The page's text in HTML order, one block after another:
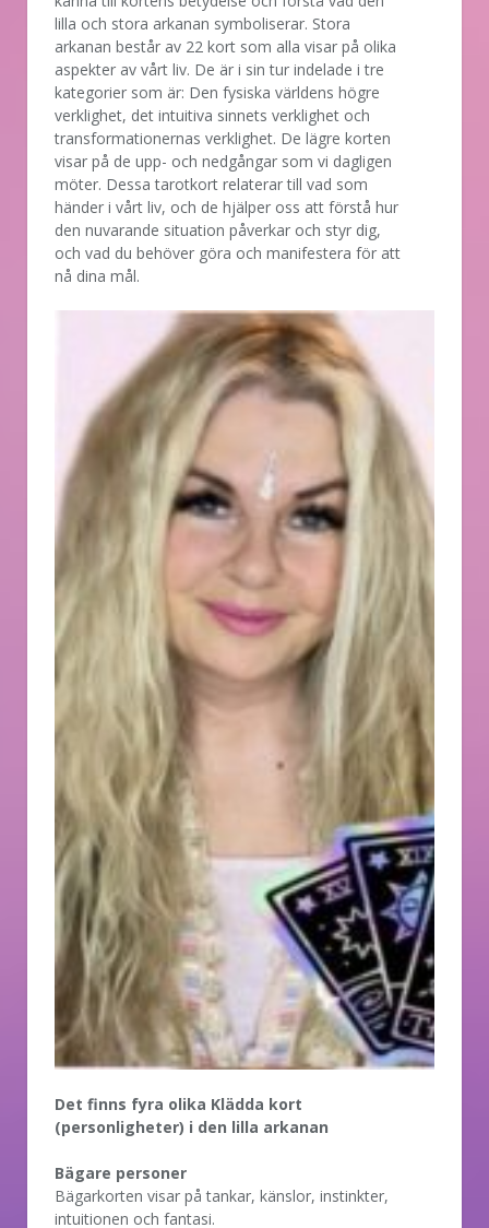
lilla och stora arkanan symboliserar. Stora
arkanan består av 22 kort som alla visar på olika
aspekter av vårt liv. De är i sin tur indelade i tre
kategorier som är: Den fysiska världens högre
verklighet, det intuitiva sinnets verklighet och
transformationernas verklighet. De lägre korten
visar på de upp- och nedgångar som vi dagligen
möter. Dessa tarotkort relaterar till vad som
händer i vårt liv, och de hjälper oss att förstå hur
den nuvarande situation påverkar och styr dig,
och vad du behöver göra och manifestera för att
nå dina mål.
Det finns fyra olika Klädda kort
(personligheter) i den lilla arkanan
Bägare personer
Bägarkorten visar på tankar, känslor, instinkter,
intuitionen och fantasi.